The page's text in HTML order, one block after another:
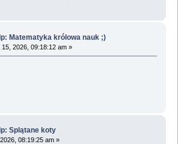
Matematyka królowa nauk ;)
2026, 09:18:12 am »
Splątane koty
08:19:25 am »